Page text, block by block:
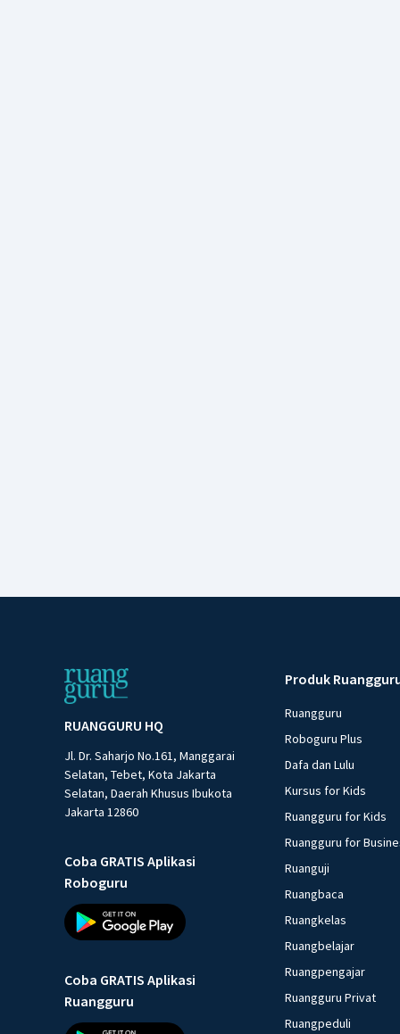
RUANGGURU HQ
Jl. Dr. Saharjo No.161, Manggarai
Selatan, Tebet, Kota Jakarta
Selatan, Daerah Khusus Ibukota
Jakarta 12860
Coba GRATIS Aplikasi
Roboguru
Coba GRATIS Aplikasi
Ruangguru
Produk
Ruangguru
Roboguru Plus
Dafa dan Lulu
Kursus for Kids
Ruangguru for Kids
Ruangguru for
Ruanguji
Ruangbaca
Ruangkelas
Ruangbelajar
Ruangpengajar
Ruangguru Privat
Ruangpeduli